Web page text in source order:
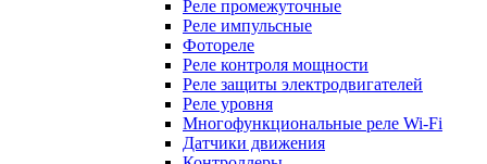
Реле промежуточные
Реле импульсные
Фотореле
Реле контроля мощности
Реле защиты электродвигателей
Реле уровня
Многофункциональные реле Wi-Fi
Датчики движения